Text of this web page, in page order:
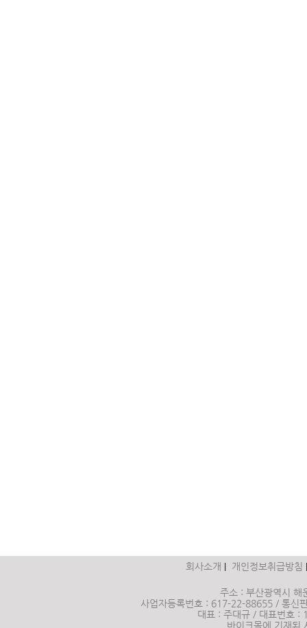
회사소개 개인정보취급방침
주소 : 부산광역시
사업자등록번호 : 617-22-88655 / 통신
대표 : 주대규 / 대표번호 :
바이크몰에 기재된